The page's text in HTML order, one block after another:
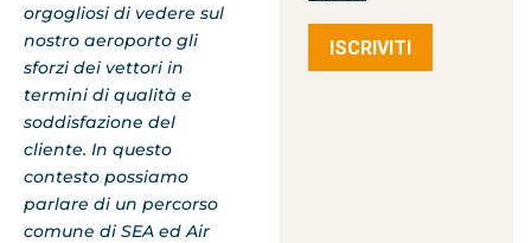
orgogliosi di vedere sul
nostro aeroporto gli
sforzi dei vettori in
termini di qualità e
soddisfazione del
cliente. In questo
contesto possiamo
parlare di un percorso
comune di SEA ed Air
ISCRIVITI